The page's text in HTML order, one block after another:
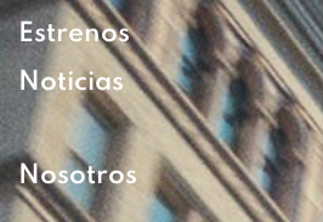
Estrenos
Noticias
Nosotros